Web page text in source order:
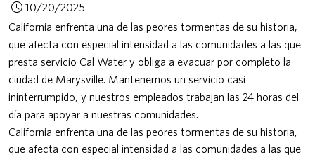
10/20/2025
California enfrenta una de las peores tormentas de su historia,
que afecta con especial intensidad a las comunidades a las que
presta servicio Cal Water y obliga a evacuar por completo la
ciudad de Marysville. ​​​​​​​Mantenemos un servicio casi
ininterrumpido, y nuestros empleados trabajan las 24 horas del
día para apoyar a nuestras comunidades.
California enfrenta una de las peores tormentas de su historia,
que afecta con especial intensidad a las comunidades a las que